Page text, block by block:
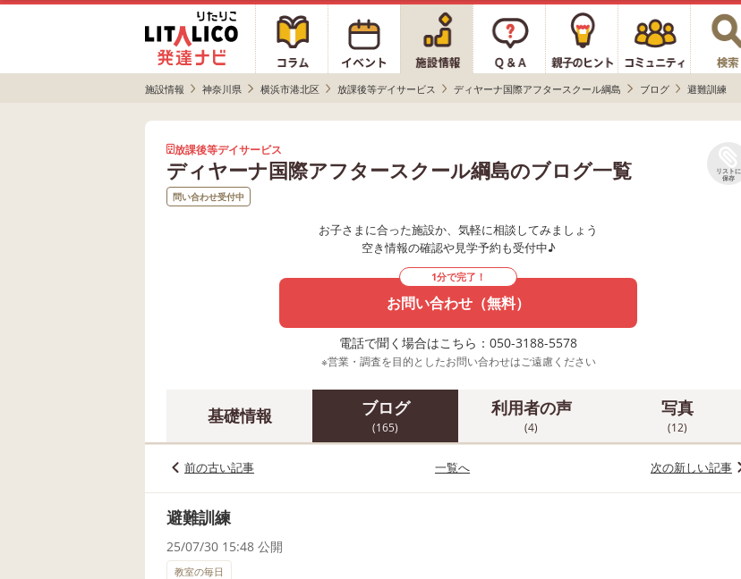
施設情報 神奈川県 横浜市港北区 放課後等デイサービス ディヤーナ国際アフタースクール綱島 ブログ 避難訓練
放課後等デイサービス
ディヤーナ国際アフタースクール綱島のブログ一覧
リストに
保存
問い合わせ受付中
お子さまに合った施設か、気軽に相談してみましょう
空き情報の確認や見学予約も受付中♪
1分で完了！
お問い合わせ（無料）
電話で聞く場合はこちら：050-3188-5578
※営業・調査を目的としたお問い合わせはご遠慮ください
基礎情報 ブログ
(165)
利用者の声
(4)
写真
(12)
前の古い記事 一覧へ 次の新しい記事
避難訓練
25/07/30 15:48 公開
教室の毎日